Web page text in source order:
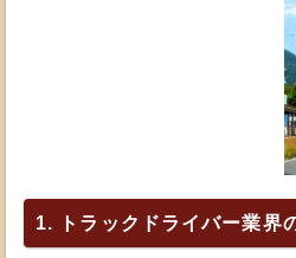
1. トラックドライバー業界